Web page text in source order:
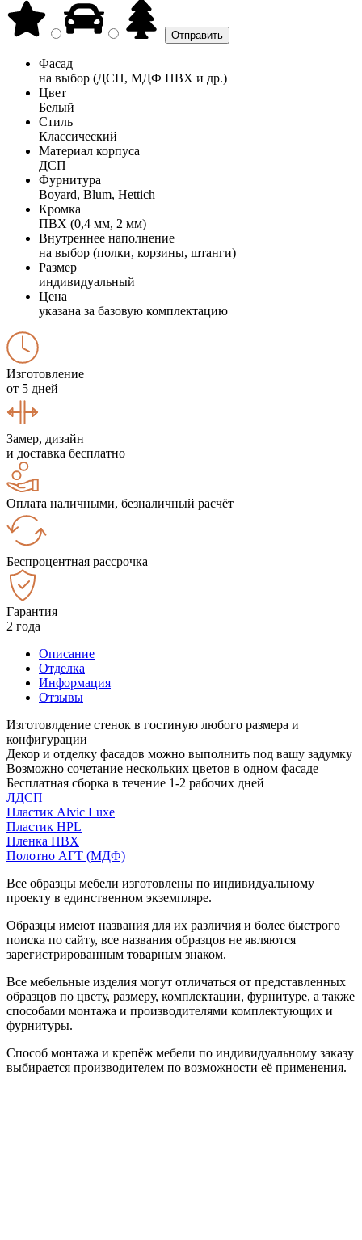
Фасад
на выбор (ДСП, МДФ ПВХ и др.)
Цвет
Белый
Стиль
Классический
Материал корпуса
ДСП
Фурнитура
Boyard, Blum, Hettich
Кромка
ПВХ (0,4 мм, 2 мм)
Внутреннее наполнение
на выбор (полки, корзины, штанги)
Размер
индивидуальный
Цена
указана за базовую комплектацию
Изготовление
от 5 дней
Замер, дизайн
и доставка бесплатно
Оплата наличными, безналичный расчёт
Беспроцентная рассрочка
Гарантия
2 года
Описание
Отделка
Информация
Отзывы
Изготовлдение стенок в гостиную любого размера и
конфигурации
Декор и отделку фасадов можно выполнить под вашу задумку
Возможно сочетание нескольких цветов в одном фасаде
Бесплатная сборка в течение 1-2 рабочих дней
ЛДСП
Пластик Alvic Luxe
Пластик HPL
Пленка ПВХ
Полотно АГТ (МДФ)
Все образцы мебели изготовлены по индивидуальному
проекту в единственном экземпляре.
Образцы имеют названия для их различия и более быстрого
поиска по сайту, все названия образцов не являются
зарегистрированным товарным знаком.
Все мебельные изделия могут отличаться от представленных
образцов по цвету, размеру, комплектации, фурнитуре, а также
способами монтажа и производителями комплектующих и
фурнитуры.
Способ монтажа и крепёж мебели по индивидуальному заказу
выбирается производителем по возможности её применения.